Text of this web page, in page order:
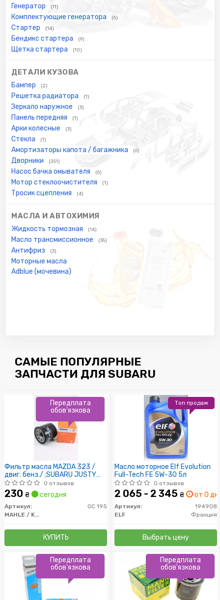
Генератор (11)
Комплектующие генератора (6)
Стартер (14)
Бендикс стартера (9)
Щетка стартера (10)
ДЕТАЛИ КУЗОВА
Бампер (2)
Решетка радиатора (1)
Зеркало наружное (3)
Панель передняя (1)
Арки колесные (3)
Стекла (1)
Амортизаторы капота / багажника (6)
Дворники (251)
Насос бачка омывателя (6)
Мотор стеклоочистителя (1)
Тросик сцепления (4)
МАСЛА И АВТОХИМИЯ
Жидкость тормозная (14)
Масло трансмиссионное (35)
Антифриз (3)
Моторные масла
Adblue (мочевина)
САМЫЕ ПОПУЛЯРНЫЕ
ЗАПЧАСТИ ДЛЯ SUBARU
Фильтр масла MAZDA 323 /
двиг. бенз./ ;SUBARU JUSTY
H=65MM
0 отзывов
230 ₴ сегодня
Артикул:
OC 195
MAHLE / KNECHT
КУПИТЬ
Передплата
обов'язкова
Масло моторное Elf Evolution
Full-Tech FE 5W-30 5л
0 отзывов
2 065 - 2 345 ₴ от 0 дн.
Артикул:
194908
ELF
Франция
Выбрать цену
Топ продаж
Передплата
обов'язкова
Передплата
обов'язкова